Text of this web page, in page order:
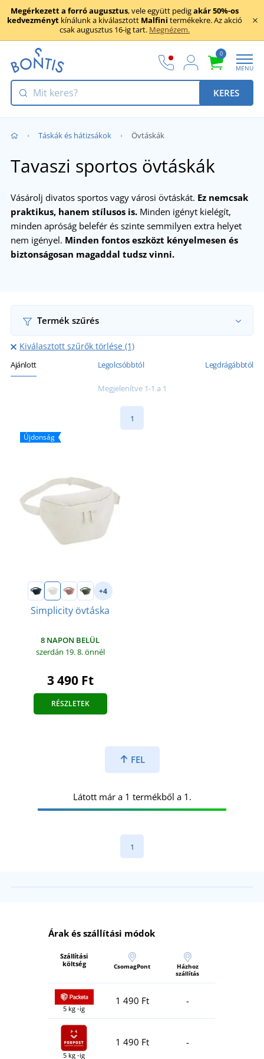
Megérkezett a forró augusztus, vele együtt pedigakár 50%-os
kedvezményt kínálunk a kiválasztott Malfini termékekre. Az akció
csak augusztus 16-ig tart. Megnézem.
0
MENU
KERES
Táskák és hátizsákok Övtáskák
Tavaszi sportos övtáskák
Vásárolj divatos sportos vagy városi övtáskát. Ez nemcsak
praktikus, hanem stílusos is. Minden igényt kielégít,
minden apróság belefér és szinte semmilyen extra helyet
nem igényel. Minden fontos eszközt kényelmesen és
biztonságosan magaddal tudsz vinni.
Termék szűrés
Kiválasztott szűrők törlése (1)
Ajánlott Legolcsóbbtól Legdrágábbtól
Megjelenítve 1-1 a 1
1
Újdonság
+4
Simplicity övtáska
8 NAPON BELÜL
szerdán 19. 8.önnél
3 490 Ft
RÉSZLETEK
FEL
Látott már a 1 termékből a 1.
1
Árak és szállítási módok
Szállítási
költség
CsomagPont
Házhoz
szállítás
5 kg -ig
1 490 Ft -
5 kg -ig
1 490 Ft -